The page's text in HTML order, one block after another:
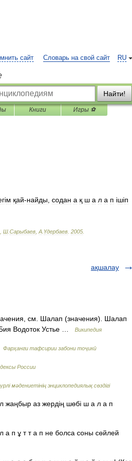
RU
сайт Словарь на свой сайт
Найти!
Книги Игры ⚽
ім қай-найды содан а қ ш а л а п ішіп
Ш Сарыбаев А Үдербаев 2005
ақшалау
см. Шалап (значения). Шалап
Водоток Устье …
Википедия
Фарҳанги тафсирии забони тоҷикӣ
России
мәдениетінің энциклопедиялық сөздігі
жаңбыр аз жердің шөбі ш а л а п
а п ұ т т а п не болса соны сөйлей